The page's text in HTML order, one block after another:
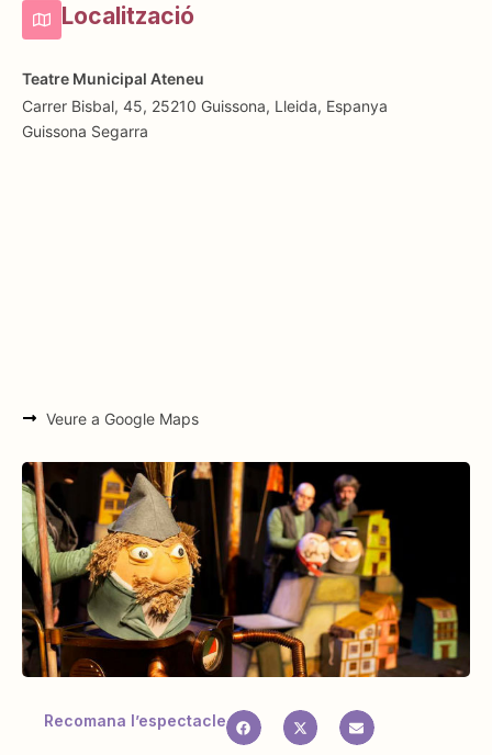
Localització
Teatre Municipal Ateneu
Carrer Bisbal, 45, 25210 Guissona, Lleida, Espanya
Guissona Segarra
Veure a Google Maps
Recomana l’espectacle